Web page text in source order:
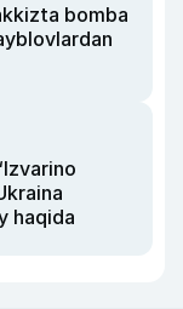
bomba
haqida